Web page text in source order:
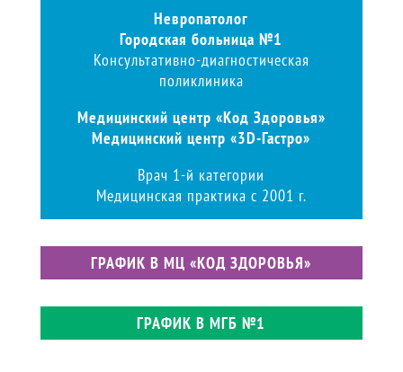
Невропатолог
Городская больница №1
Консультативно-диагностическая
поликлиника
Медицинский центр «Код Здоровья»
Медицинский центр«3D-Гастро»
Врач 1-й категории
Медицинская практика с 2001 г.
ГРАФИК В МЦ «КОД ЗДОРОВЬЯ»
ГРАФИК В МГБ №1